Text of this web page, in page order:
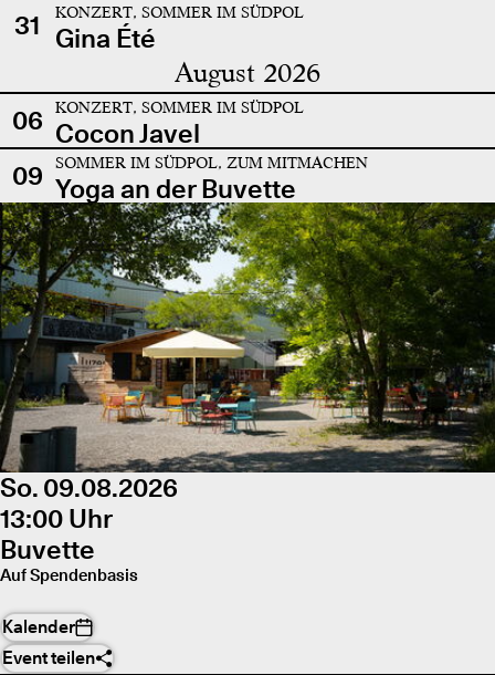
31
KONZERT, SOMMER IM SÜDPOL
Gina Été
August 2026
06 KONZERT, SOMMER IM SÜDPOL
Cocon Javel
09
SOMMER IM SÜDPOL, ZUM MITMACHEN
Yoga an der Buvette
So. 09.08.2026
13:00 Uhr
Buvette
Auf Spendenbasis
Kalender
Event teilen